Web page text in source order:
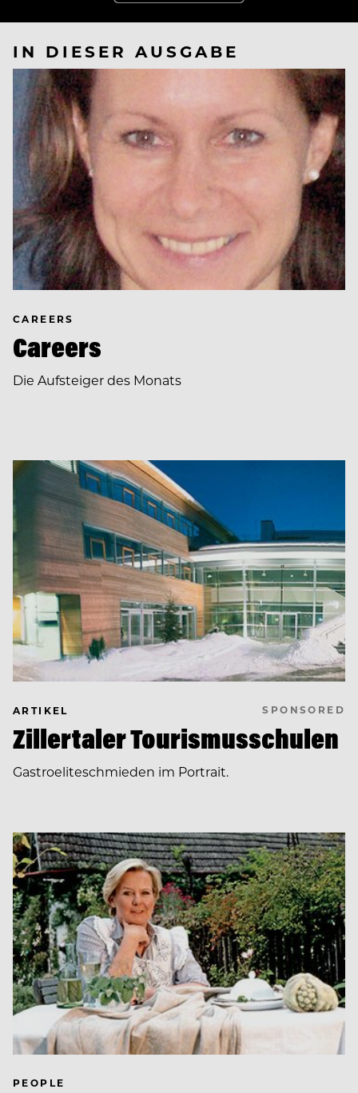
IN DIESER AUSGABE
CAREERS
Careers
Die Aufsteiger des Monats
ARTIKEL SPONSORED
Zillertaler Tourismusschulen
Gastroeliteschmieden im Portrait.
PEOPLE